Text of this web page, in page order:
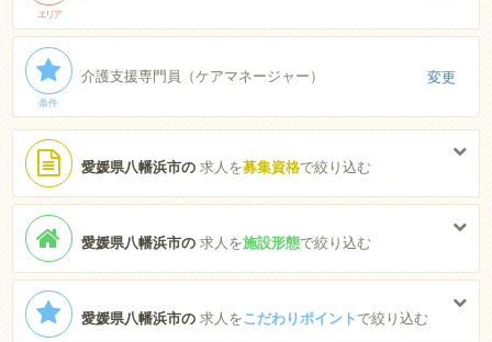
エリア
条件
介護支援専門員（ケアマネージャー） 変更
愛媛県八幡浜市の求人を募集資格で絞り込む
愛媛県八幡浜市の求人を施設形態で絞り込む
愛媛県八幡浜市の求人をこだわりポイント で絞り込む